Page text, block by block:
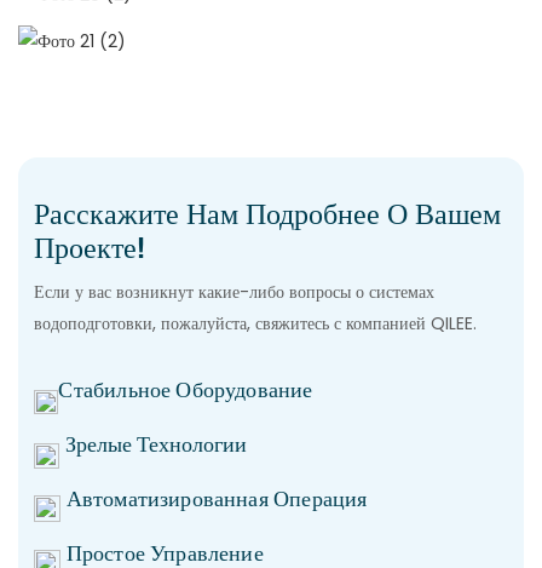
Расскажите Нам Подробнее О Вашем
Проекте!
Если у вас возникнут какие-либо вопросы о системах
водоподготовки, пожалуйста, свяжитесь с компанией QILEE.
Стабильное Оборудование
Зрелые Технологии
Автоматизированная Операция
Простое Управление